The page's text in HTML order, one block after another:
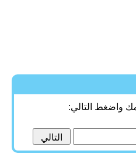
واضغط التالي: